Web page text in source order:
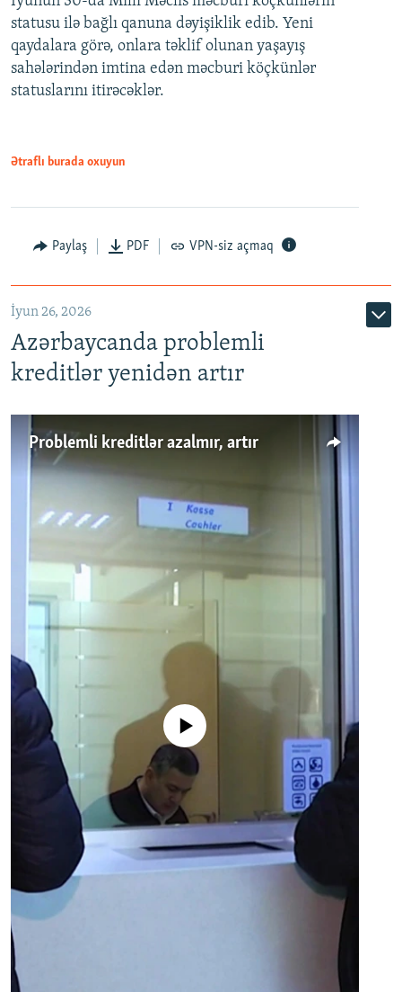
Auto 240p 360p 480p
720p 1080p
480p
720p
statusu ilə bağlı qanuna dəyişiklik edib. Yeni
qaydalara görə, onlara təklif olunan yaşayış
sahələrindən imtina edən məcburi köçkünlər
statuslarını itirəcəklər.
Ətraflı burada oxuyun
Paylaş PDF VPN-siz açmaq
İyun 26, 2026
Azərbaycanda problemli
kreditlər yenidən artır
Problemli kreditlər azalmır, artır
No media source currently available